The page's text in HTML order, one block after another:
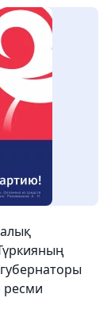
ресми